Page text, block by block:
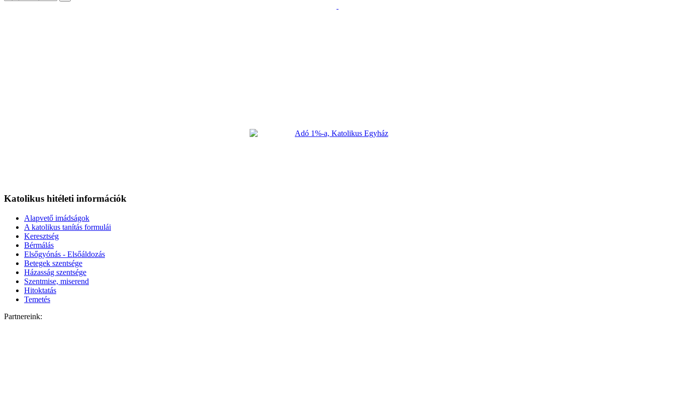
Katolikus hitéleti információk
Alapvető imádságok
A katolikus tanítás formulái
Keresztség
Bérmálás
Elsőgyónás - Elsőáldozás
Betegek szentsége
Házasság szentsége
Szentmise, miserend
Hitoktatás
Temetés
Partnereink: